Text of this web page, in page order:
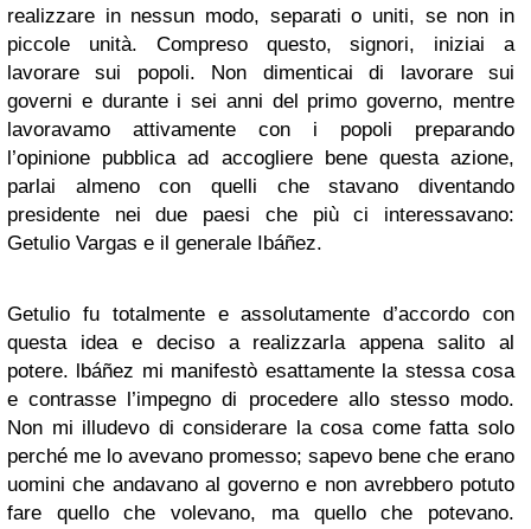
realizzare in nessun modo, separati o uniti, se non in
piccole unità. Compreso questo, signori, iniziai a
lavorare sui popoli. Non dimenticai di lavorare sui
governi e durante i sei anni del primo governo, mentre
lavoravamo attivamente con i popoli preparando
l’opinione pubblica ad accogliere bene questa azione,
parlai almeno con quelli che stavano diventando
presidente nei due paesi che più ci interessavano:
Getulio Vargas e il generale Ibáñez.
Getulio fu totalmente e assolutamente d’accordo con
questa idea e deciso a realizzarla appena salito al
potere. lbáñez mi manifestò esattamente la stessa cosa
e contrasse l’impegno di procedere allo stesso modo.
Non mi illudevo di considerare la cosa come fatta solo
perché me lo avevano promesso; sapevo bene che erano
uomini che andavano al governo e non avrebbero potuto
fare quello che volevano, ma quello che potevano.